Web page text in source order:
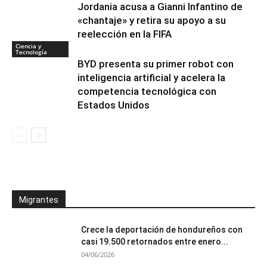
Jordania acusa a Gianni Infantino de
«chantaje» y retira su apoyo a su
reelección en la FIFA
Ciencia y
Tecnología
BYD presenta su primer robot con
inteligencia artificial y acelera la
competencia tecnológica con
Estados Unidos
Migrantes
Crece la deportación de hondureños con
casi 19.500 retornados entre enero...
04/06/2026